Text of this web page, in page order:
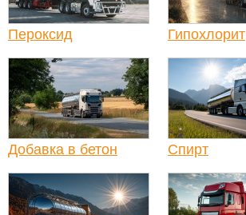
Пероксид Гипохлорит
Добавка в бетон Спирт